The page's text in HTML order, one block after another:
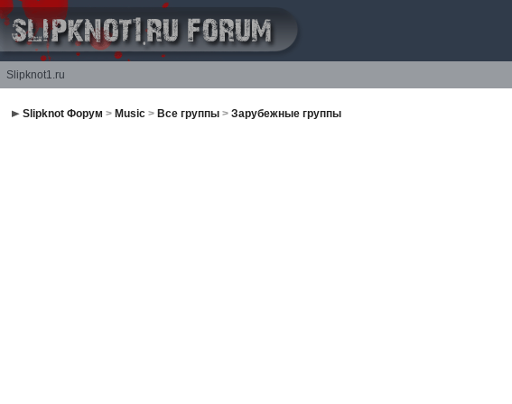
Slipknot1.ru
Slipknot Форум > Music > Все группы >Зарубежные группы